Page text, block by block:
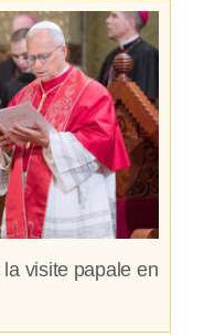
visite papale en